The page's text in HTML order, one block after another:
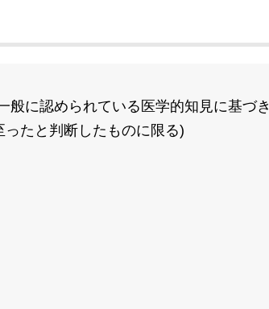
般に認められている医学的知見に基づき
たと判断したものに限る)